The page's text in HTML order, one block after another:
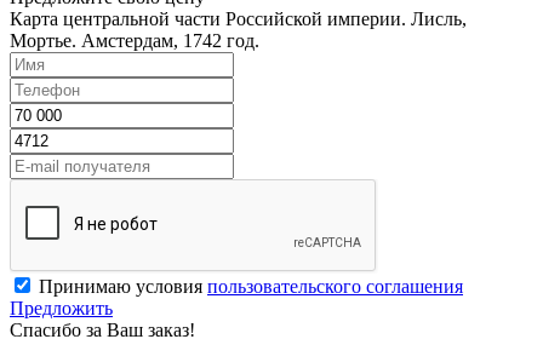
Карта центральной части Российской империи. Лисль,
Мортье. Амстердам, 1742 год.
Принимаю условия пользовательского соглашения
Предложить
Спасибо за Ваш заказ!